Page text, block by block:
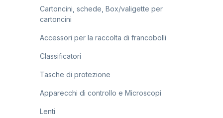
Cartoncini, schede, Box/valigette per
cartoncini
Accessori per la raccolta di francobolli
Classificatori
Tasche di protezione
Apparecchi di controllo e Microscopi
Lenti